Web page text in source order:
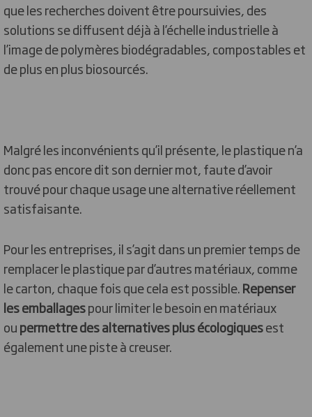
que les recherches doivent être poursuivies, des
solutions se diffusent déjà à l’échelle industrielle à
l’image de polymères biodégradables, compostables et
de plus en plus biosourcés.
Malgré les inconvénients qu’il présente, le plastique n’a
donc pas encore dit son dernier mot, faute d’avoir
trouvé pour chaque usage une alternative réellement
satisfaisante.
Pour les entreprises, il s’agit dans un premier temps de
remplacer le plastique par d’autres matériaux, comme
le carton, chaque fois que cela est possible.Repenser
les emballagespour limiter le besoin en matériaux
oupermettre des alternatives plus écologiquesest
également une piste à creuser.